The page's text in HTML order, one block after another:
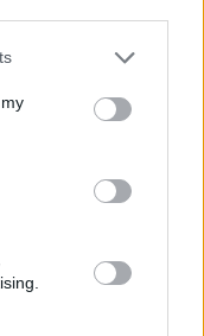
Κίνας